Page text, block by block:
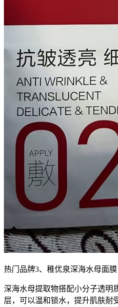
热门品牌3、稚优泉深海水母面膜
深海水母提取物搭配小分子透明
层，可以温和锁水，提升肌肤耐